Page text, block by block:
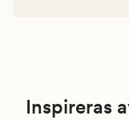
Inspireras